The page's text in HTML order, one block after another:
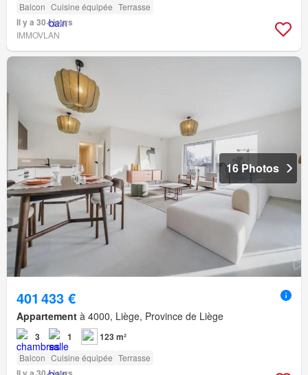
Balcon Cuisine équipée Terrasse
Il y a 30+ jours
IMMOVLAN
16 Photos
401 433 €
Appartement à 4000, Liège, Province de Liège
3 1 123 m²
Balcon Cuisine équipée Terrasse